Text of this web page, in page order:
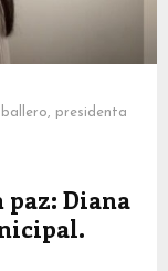
presidenta
Diana